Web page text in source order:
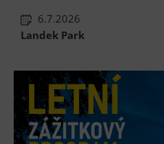
6.7.2026
Landek Park